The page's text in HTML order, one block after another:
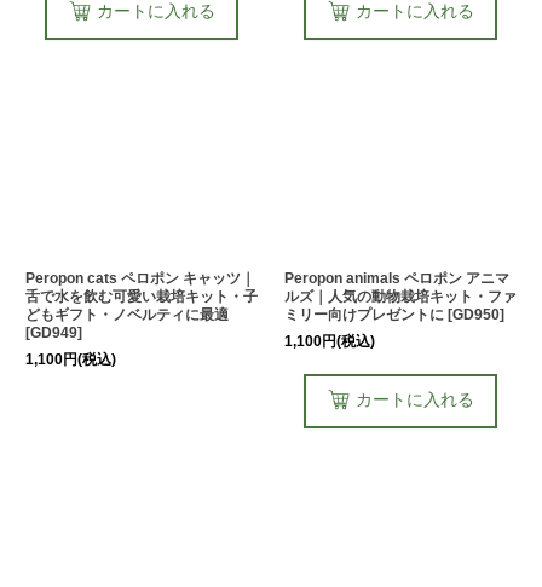
カートに入れる カートに入れる
Peropon cats ペロポン キャッツ｜
舌で水を飲む可愛い栽培キット・子
どもギフト・ノベルティに最適
[GD949]
1,100円(税込)
Peropon animals ペロポン アニマ
ルズ｜人気の動物栽培キット・ファ
ミリー向けプレゼントに [GD950]
1,100円(税込)
カートに入れる